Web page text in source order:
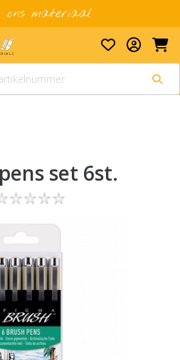
ons materiaal
set 6st.